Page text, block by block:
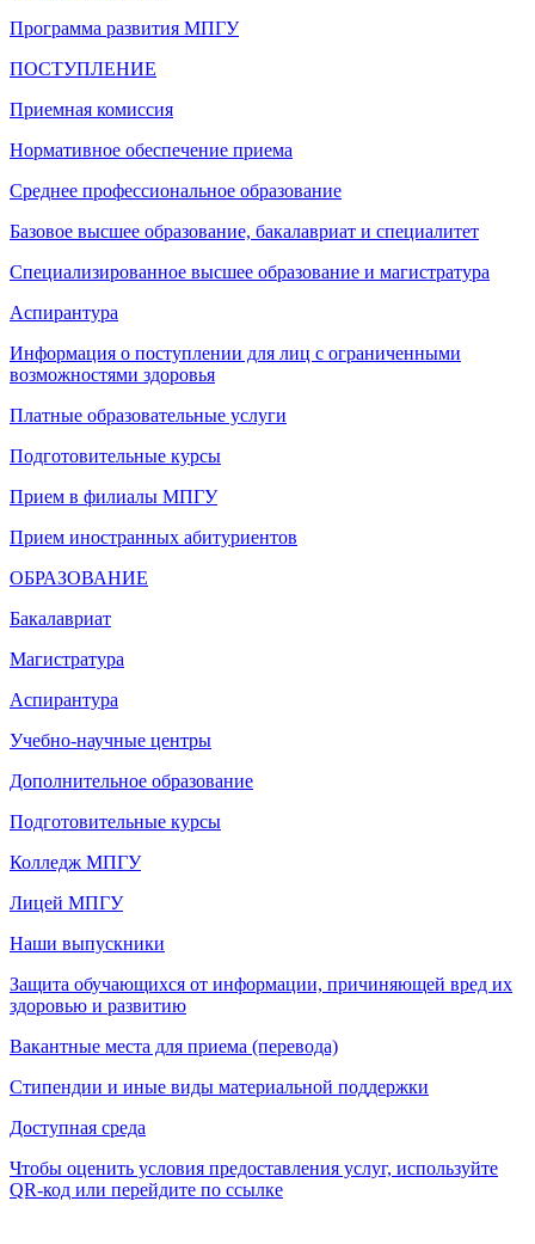
Программа развития МПГУ
ПОСТУПЛЕНИЕ
Приемная комиссия
Нормативное обеспечение приема
Среднее профессиональное образование
Базовое высшее образование, бакалавриат и специалитет
Специализированное высшее образование и магистратура
Аспирантура
Информация о поступлении для лиц с ограниченными
возможностями здоровья
Платные образовательные услуги
Подготовительные курсы
Прием в филиалы МПГУ
Прием иностранных абитуриентов
ОБРАЗОВАНИЕ
Бакалавриат
Магистратура
Аспирантура
Учебно-научные центры
Дополнительное образование
Подготовительные курсы
Колледж МПГУ
Лицей МПГУ
Наши выпускники
Защита обучающихся от информации, причиняющей вред их
здоровью и развитию
Вакантные места для приема (перевода)
Стипендии и иные виды материальной поддержки
Доступная среда
Чтобы оценить условия предоставления услуг, используйте
QR-код или перейдите по ссылке